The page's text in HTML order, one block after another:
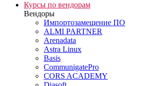
Курсы по вендорам
Вендоры
Импортозамещение ПО
ALMI PARTNER
Arenadata
Astra Linux
Basis
CommunigatePro
CORS ACADEMY